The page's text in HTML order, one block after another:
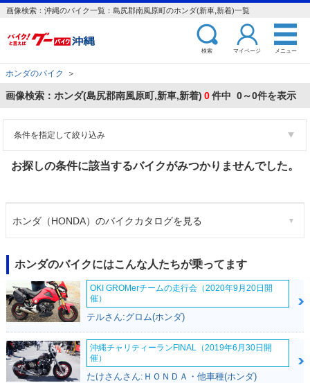
画像検索：沖縄のバイク一覧：島尻郡南風原町のホンダ(新車,新着)一覧
検索 マイページ メニュー
ホンダのバイク ＞
画像検索：ホンダ(島尻郡南風原町,新車,新着) 0件中 0～0件を表示
条件を指定して絞り込み
お探しの条件に該当するバイクがみつかりませんでした。
ホンダ（HONDA）のバイクカタログを見る
ホンダのバイクにはこんな人たちが乗ってます
OKI GROMerチームの走行会（2020年9月20日開
催）
テルさん:グロム(ホンダ)
沖縄チャリティーランFINAL（2019年6月30日開
催）
たけさんさん:ＨＯＮＤＡ・他車種(ホンダ)